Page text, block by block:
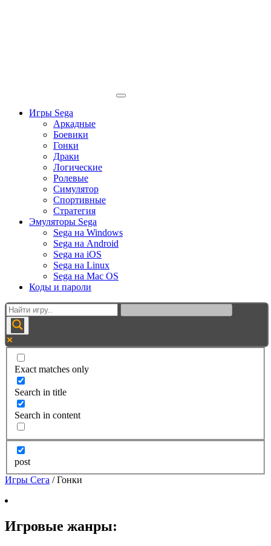
Игры Sega
Аркадные
Боевики
Гонки
Драки
Логические
Ролевые
Симулятор
Спортивные
Стратегия
Эмуляторы Sega
Sega на Windows
Sega на Android
Sega на iOS
Sega на Linux
Sega на Mac OS
Коды и пароли
Exact matches only
Search in title
Search in content
post
Игры Сега /Гонки
Игровые жанры: